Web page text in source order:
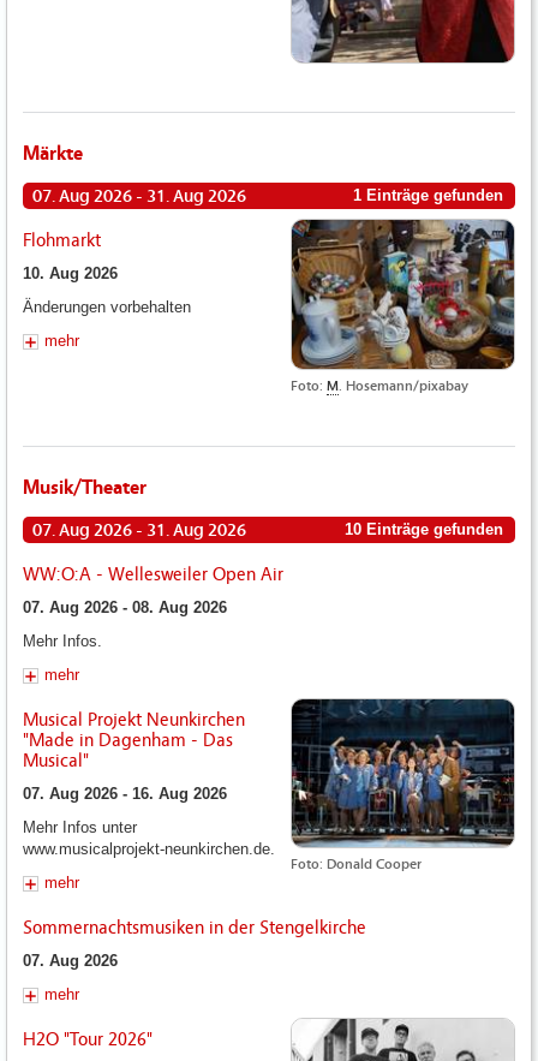
Märkte
07. Aug 2026 - 31. Aug 2026 1 Einträge gefunden
Foto: M. Hosemann/pixabay
Flohmarkt
10. Aug 2026
Änderungen vorbehalten
mehr
Musik/Theater
07. Aug 2026 - 31. Aug 2026 10 Einträge gefunden
WW:O:A - Wellesweiler Open Air
07. Aug 2026 - 08. Aug 2026
Mehr Infos.
mehr
Foto: Donald Cooper
Musical Projekt Neunkirchen
"Made in Dagenham - Das
Musical"
07. Aug 2026 - 16. Aug 2026
Mehr Infos unter
www.musicalprojekt-neunkirchen.de.
mehr
Sommernachtsmusiken in der Stengelkirche
07. Aug 2026
mehr
H2O "Tour 2026"